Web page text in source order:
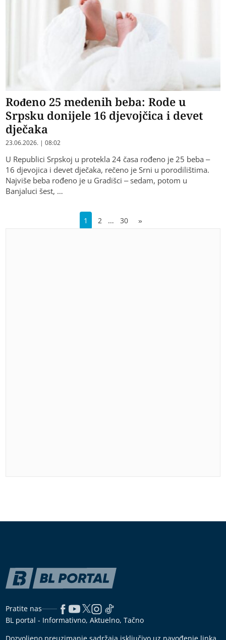
Rođeno 25 medenih beba: Rode u
Srpsku donijele 16 djevojčica i devet
dječaka
23.06.2026. | 08:02
U Republici Srpskoj u protekla 24 časa rođeno je 25 beba –
16 djevojica i devet dječaka, rečeno je Srni u porodilištima.
Najviše beba rođeno je u Gradišci – sedam, potom u
Banjaluci šest, …
1 2 … 30 »
Pratite nas
BL portal - Informativno, Aktuelno, Tačno